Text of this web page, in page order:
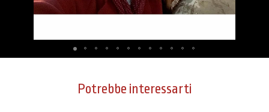
Potrebbe interessarti